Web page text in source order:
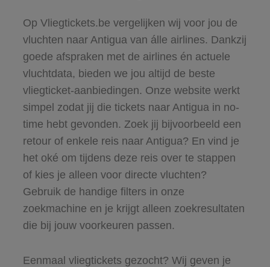
Op Vliegtickets.be vergelijken wij voor jou de
vluchten naar Antigua van álle airlines. Dankzij
goede afspraken met de airlines én actuele
vluchtdata, bieden we jou altijd de beste
vliegticket-aanbiedingen. Onze website werkt
simpel zodat jij die tickets naar Antigua in no-
time hebt gevonden. Zoek jij bijvoorbeeld een
retour of enkele reis naar Antigua? En vind je
het oké om tijdens deze reis over te stappen
of kies je alleen voor directe vluchten?
Gebruik de handige filters in onze
zoekmachine en je krijgt alleen zoekresultaten
die bij jouw voorkeuren passen.
Eenmaal vliegtickets gezocht? Wij geven je